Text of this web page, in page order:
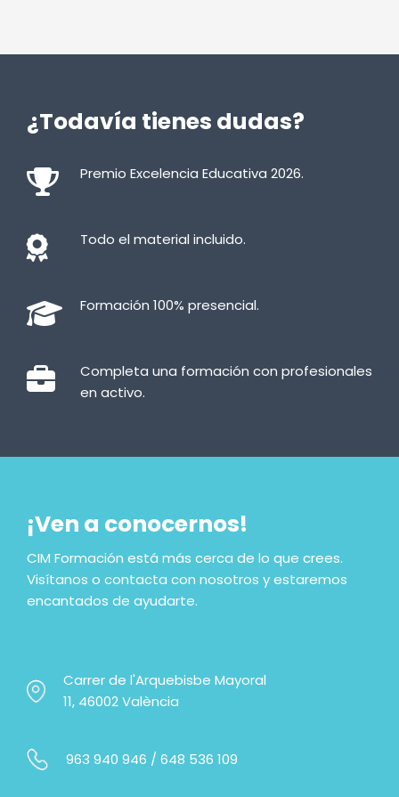
¿Todavía tienes dudas?
Premio Excelencia Educativa 2026.
Todo el material incluido.
Formación 100% presencial.
Completa una formación con profesionales
en activo.
¡Ven a conocernos!
CIM Formación está más cerca de lo que crees.
Visítanos o contacta con nosotros y estaremos
encantados de ayudarte.
Carrer de l'Arquebisbe Mayoral
11, 46002 València
963 940 946 / 648 536 109